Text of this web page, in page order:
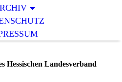
Hessischen Landesverband